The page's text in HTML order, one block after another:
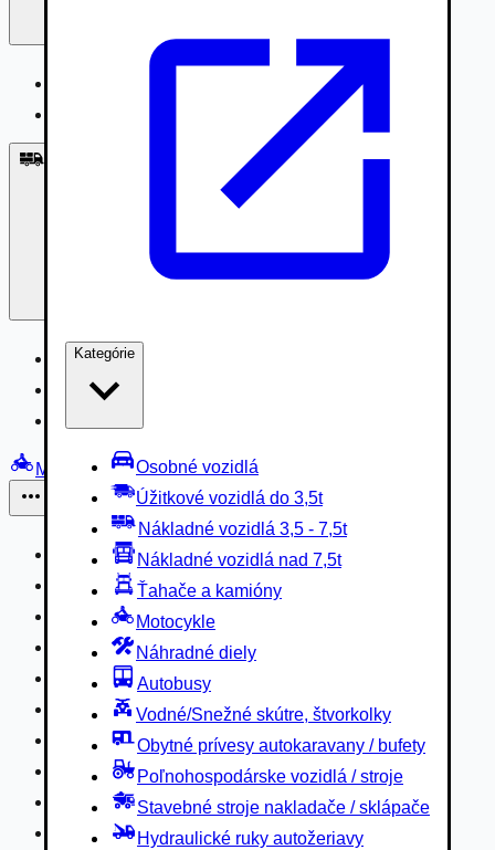
Kategórie
Osobné vozidlá
Úžitkové vozidlá do 3,5t
Nákladné vozidlá 3,5 - 7,5t
Nákladné vozidlá nad 7,5t
Ťahače a kamióny
Motocykle
Náhradné diely
Autobusy
Vodné/Snežné skútre, štvorkolky
Obytné prívesy autokaravany / bufety
Poľnohospodárske vozidlá / stroje
Stavebné stroje nakladače / sklápače
Hydraulické ruky autožeriavy
Nákladné vozidlá 3,5 - 7,5t
Nákladné vozidlá nad 7,5t
Motocykle
Náhradné diely
Autobusy
Vodné/Snežné skútre, štvorkolky
Obytné prívesy autokaravany / bufety
Poľnohospodárske vozidlá / stroje
Stavebné stroje nakladače / sklápače
Hydraulické ruky autožeriavy
Vysokozdvižné vozíky
Špeciály/nosiče kontajnerov
Návesy/prívesy nadstavby